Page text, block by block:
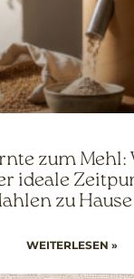
zum Mehl:
ideale
zu
WEITERLESEN »